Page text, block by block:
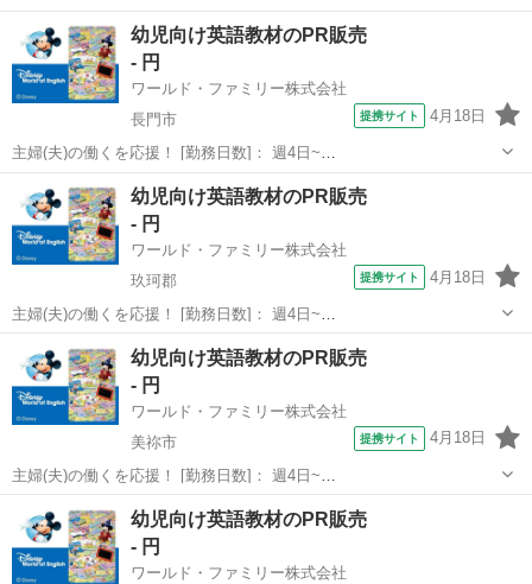
10:00~17:00/10:00~16:00/10:00~15:00/09:30~14:00 [勤務地・最寄
駅]： 山口県熊毛郡 ※勤務エリア選択可 ワールド・ファ...
熊毛郡 営業
幼児向け英語教材のPR販売
- 円
ワールド・ファミリー株式会社
長門市
提携サイト 4月18日
主婦(夫)の働くを応援！ [勤務日数]： 週4日~
10:00~17:00/10:00~16:00/10:00~15:00/09:30~14:00 [勤務地・最寄
駅]： 山口県長門市 ※勤務エリア選択可 ワールド・ファ...
長門市 営業
幼児向け英語教材のPR販売
- 円
ワールド・ファミリー株式会社
玖珂郡
提携サイト 4月18日
主婦(夫)の働くを応援！ [勤務日数]： 週4日~
10:00~17:00/10:00~16:00/10:00~15:00/09:30~14:00 [勤務地・最寄
駅]： 山口県玖珂郡 ※勤務エリア選択可 ワールド・ファ...
玖珂郡 営業
幼児向け英語教材のPR販売
- 円
ワールド・ファミリー株式会社
美祢市
提携サイト 4月18日
主婦(夫)の働くを応援！ [勤務日数]： 週4日~
10:00~17:00/10:00~16:00/10:00~15:00/09:30~14:00 [勤務地・最寄
駅]： 山口県美祢市 ※勤務エリア選択可 ワールド・ファ...
美祢市 営業
幼児向け英語教材のPR販売
- 円
ワールド・ファミリー株式会社